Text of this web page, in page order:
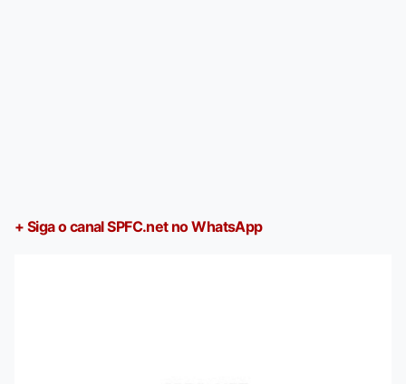
+ Siga o canal SPFC.net no WhatsApp